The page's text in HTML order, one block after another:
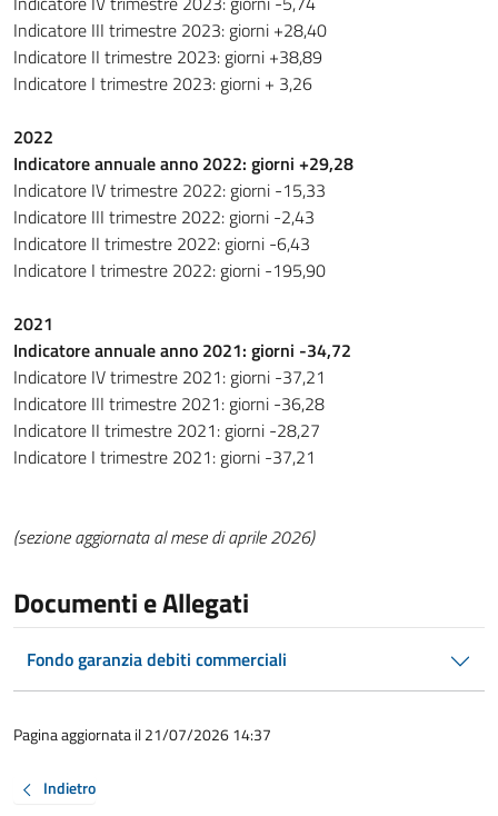
Indicatore III trimestre 2023: giorni +28,40
Indicatore II trimestre 2023: giorni +38,89
Indicatore I trimestre 2023: giorni + 3,26
2022
Indicatore annuale anno 2022: giorni +29,28
Indicatore IV trimestre 2022: giorni -15,33
Indicatore III trimestre 2022: giorni -2,43
Indicatore II trimestre 2022: giorni -6,43
Indicatore I trimestre 2022: giorni -195,90
2021
Indicatore annuale anno 2021: giorni -34,72
Indicatore IV trimestre 2021: giorni -37,21
Indicatore III trimestre 2021: giorni -36,28
Indicatore II trimestre 2021: giorni -28,27
Indicatore I trimestre 2021: giorni -37,21
(sezione aggiornata al mese di aprile 2026)
Documenti e Allegati
Fondo garanzia debiti commerciali
Pagina aggiornata il 21/07/2026 14:37
Indietro